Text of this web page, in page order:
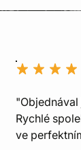
Rychlé
ve